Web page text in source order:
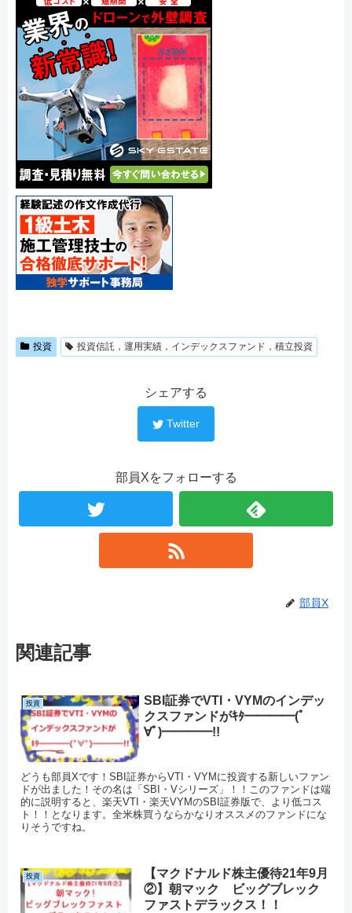
投資 投資信託，運用実績，インデックスファンド，積立投資
シェアする
Twitter
部員Xをフォローする
部員X
関連記事
投資
SBI証券でVTI・VYMのインデッ
クスファンドがｷﾀ━━━━(ﾟ
∀ﾟ)━━━━!!
どうも部員Xです！SBI証券からVTI・VYMに投資する新しいファン
ドが出ました！その名は「SBI・Vシリーズ」！！このファンドは端
的に説明すると、楽天VTI・楽天VYMのSBI証券版で、より低コス
ト！！となります。全米株買うならかなりオススメのファンドにな
りそうですね。
投資
【マクドナルド株主優待21年9月
②】朝マック ビッグブレック
ファストデラックス！！